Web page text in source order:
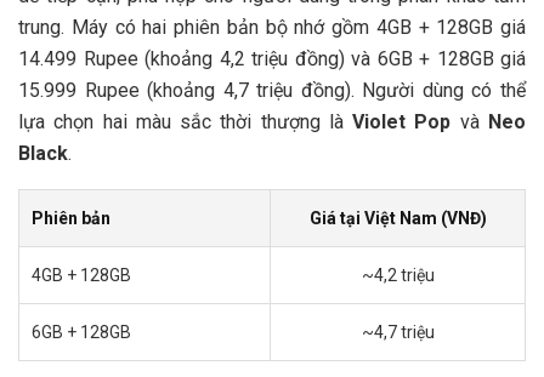
trung. Máy có hai phiên bản bộ nhớ gồm 4GB + 128GB giá
14.499 Rupee (khoảng 4,2 triệu đồng) và 6GB + 128GB giá
15.999 Rupee (khoảng 4,7 triệu đồng). Người dùng có thể
lựa chọn hai màu sắc thời thượng làViolet Pop và Neo
Black.
Phiên bản Giá tại Việt Nam (VNĐ)
4GB + 128GB ~4,2 triệu
6GB + 128GB ~4,7 triệu